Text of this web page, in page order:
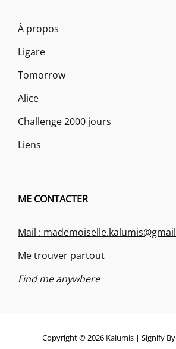
À propos
Ligare
Tomorrow
Alice
Challenge 2000 jours
Liens
ME CONTACTER
Mail :
Me trouver partout
Find me anywhere
Copyright © 2026 Kalumis | Signify By